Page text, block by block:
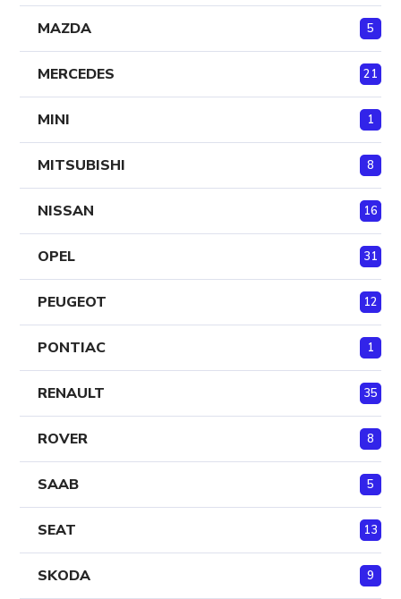
MAZDA 5
MERCEDES 21
MINI 1
MITSUBISHI 8
NISSAN 16
OPEL 31
PEUGEOT 12
PONTIAC 1
RENAULT 35
ROVER 8
SAAB 5
SEAT 13
SKODA 9